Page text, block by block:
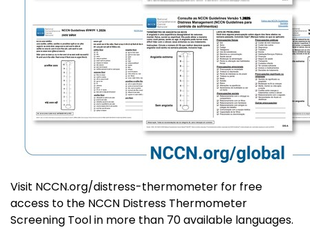
Visit NCCN.org/distress-thermometer for free
access to the NCCN Distress Thermometer
Screening Tool in more than 70 available languages.